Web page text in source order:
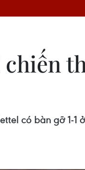
có bàn gỡ 1-